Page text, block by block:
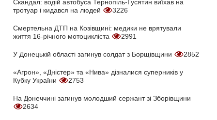
Скандал: водій автобуса Тернопіль-Гусятин виїхав на
тротуар і кидався на людей
3226
Смертельна ДТП на Козівщині: медики не врятували
життя 16-річного мотоцикліста
2991
У Донецькій області загинув солдат з Борщівщини 2852
«Агрон», «Дністер» та «Нива» дізналися суперників у
Кубку України
2753
На Донеччині загинув молодший сержант зі Зборівщини
2634